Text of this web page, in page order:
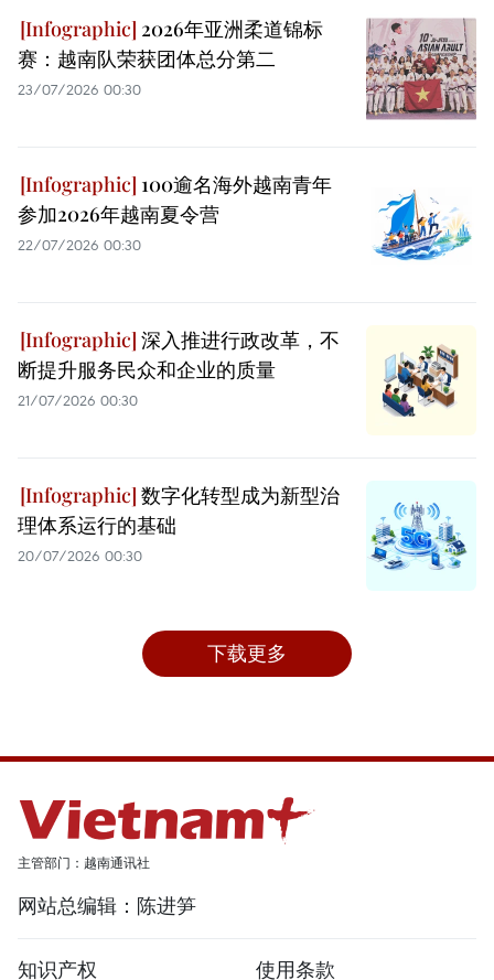
2026年亚洲柔道锦标
赛：越南队荣获团体总分第二
23/07/2026 00:30
100逾名海外越南青年
参加2026年越南夏令营
22/07/2026 00:30
深入推进行政改革，不
断提升服务民众和企业的质量
21/07/2026 00:30
数字化转型成为新型治
理体系运行的基础
20/07/2026 00:30
下载更多
主管部门：越南通讯社
网站总编辑：陈进笋
知识产权 使用条款